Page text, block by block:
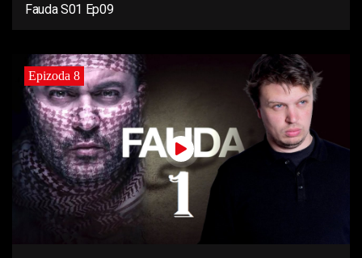
Fauda S01 Ep09
Epizoda 8